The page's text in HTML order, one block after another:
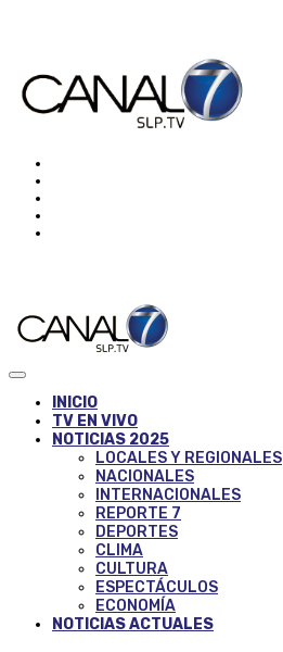
INICIO
TV EN VIVO
NOTICIAS 2025
LOCALES Y REGIONALES
NACIONALES
INTERNACIONALES
REPORTE 7
DEPORTES
CLIMA
CULTURA
ESPECTÁCULOS
ECONOMÍA
NOTICIAS ACTUALES